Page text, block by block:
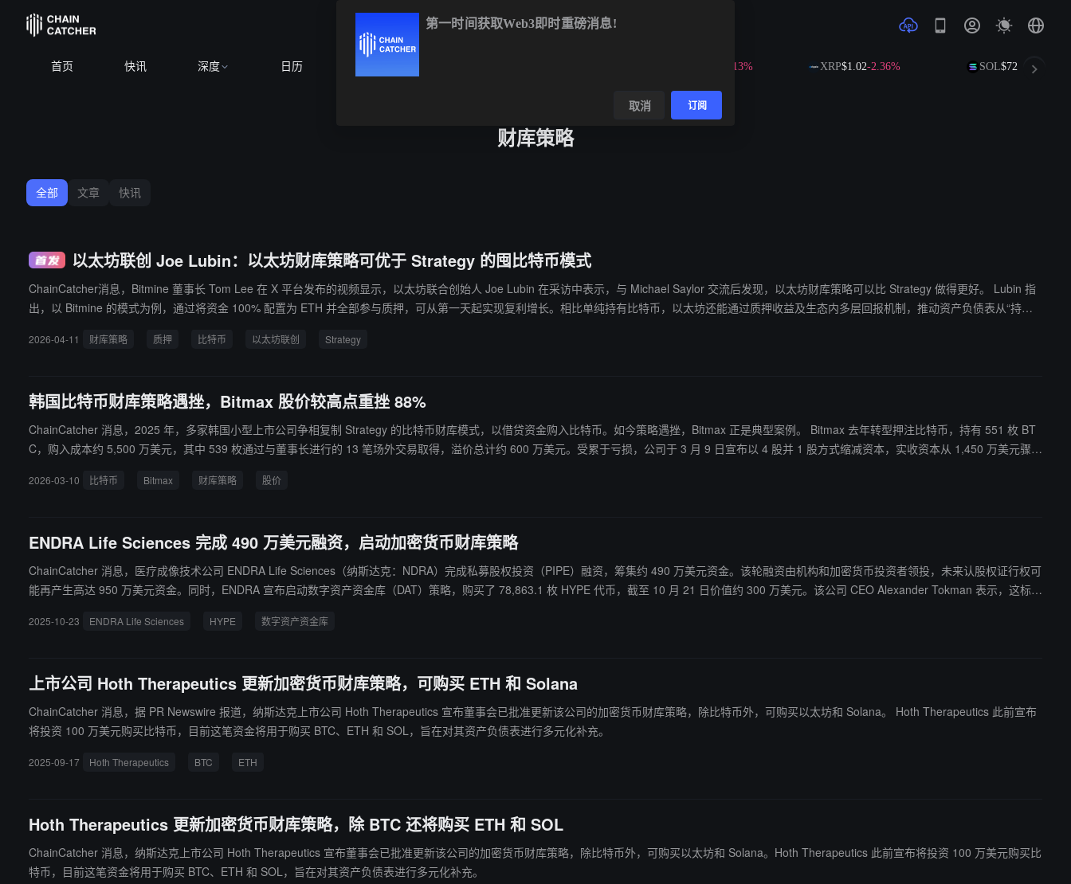
首页 快讯 深度 日历 XRP$1.02-2.36% SOL$72.66-1.37%
财库策略
全部 文章 快讯
以太坊联创 Joe Lubin：以太坊财库策略可优于 Strategy 的囤比特币模式
ChainCatcher消息，Bitmine 董事长 Tom Lee 在 X 平台发布的视频显示，以太坊联合创始人 Joe Lubin 在采访中表示，与 Michael Saylor 交流后发现，以太坊财库策略可以比 Strategy 做得更好。 Lubin 指
出，以 Bitmine 的模式为例，通过将资金 100% 配置为 ETH 并全部参与质押，可从第一天起实现复利增长。相比单纯持有比特币，以太坊还能通过质押收益及生态内多层回报机制，推动资产负债表从“持有
2026-04-11 财库策略 质押 比特币 以太坊联创 Strategy
韩国比特币财库策略遇挫，Bitmax 股价较高点重挫 88%
ChainCatcher 消息，2025 年，多家韩国小型上市公司争相复制 Strategy 的比特币财库模式，以借贷资金购入比特币。如今策略遇挫，Bitmax 正是典型案例。 Bitmax 去年转型押注比特币，持有 551 枚 BT
C，购入成本约 5,500 万美元，其中 539 枚通过与董事长进行的 13 笔场外交易取得，溢价总计约 600 万美元。受累于亏损，公司于 3 月 9 日宣布以 4 股并 1 股方式缩减资本，实收资本从 1,450 万美元骤降
已将公司特有风险计入定价。分析指出，在缺乏规模、资本市场渠道及机构公信力的情况下，该模式风险远大于回报。
2026-03-10 比特币 Bitmax 财库策略 股价
ENDRA Life Sciences 完成 490 万美元融资，启动加密货币财库策略
ChainCatcher 消息，医疗成像技术公司 ENDRA Life Sciences（纳斯达克：NDRA）完成私募股权投资（PIPE）融资，筹集约 490 万美元资金。该轮融资由机构和加密货币投资者领投，未来认股权证行权可
能再产生高达 950 万美元资金。同时，ENDRA 宣布启动数字资产资金库（DAT）策略，购买了 78,863.1 枚 HYPE 代币，截至 10 月 21 日价值约 300 万美元。该公司 CEO Alexander Tokman 表示，这标志
2025-10-23 ENDRA Life Sciences HYPE 数字资产资金库
上市公司 Hoth Therapeutics 更新加密货币财库策略，可购买 ETH 和 Solana
ChainCatcher 消息，据 PR Newswire 报道，纳斯达克上市公司 Hoth Therapeutics 宣布董事会已批准更新该公司的加密货币财库策略，除比特币外，可购买以太坊和 Solana。 Hoth Therapeutics 此前宣布
将投资 100 万美元购买比特币，目前这笔资金将用于购买 BTC、ETH 和 SOL，旨在对其资产负债表进行多元化补充。
2025-09-17 Hoth Therapeutics BTC ETH
Hoth Therapeutics 更新加密货币财库策略，除 BTC 还将购买 ETH 和 SOL
ChainCatcher 消息，纳斯达克上市公司 Hoth Therapeutics 宣布董事会已批准更新该公司的加密货币财库策略，除比特币外，可购买以太坊和 Solana。Hoth Therapeutics 此前宣布将投资 100 万美元购买比
特币，目前这笔资金将用于购买 BTC、ETH 和 SOL，旨在对其资产负债表进行多元化补充。
第一时间获取Web3即时重磅消息!
取消 订阅